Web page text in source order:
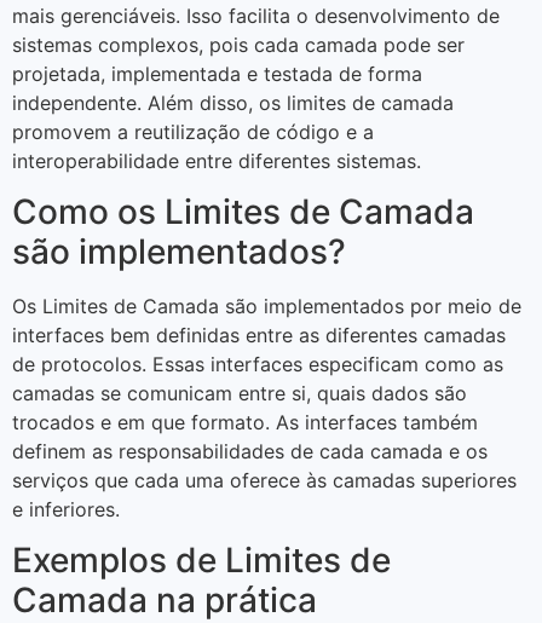
mais gerenciáveis. Isso facilita o desenvolvimento de
sistemas complexos, pois cada camada pode ser
projetada, implementada e testada de forma
independente. Além disso, os limites de camada
promovem a reutilização de código e a
interoperabilidade entre diferentes sistemas.
Como os Limites de Camada
são implementados?
Os Limites de Camada são implementados por meio de
interfaces bem definidas entre as diferentes camadas
de protocolos. Essas interfaces especificam como as
camadas se comunicam entre si, quais dados são
trocados e em que formato. As interfaces também
definem as responsabilidades de cada camada e os
serviços que cada uma oferece às camadas superiores
e inferiores.
Exemplos de Limites de
Camada na prática